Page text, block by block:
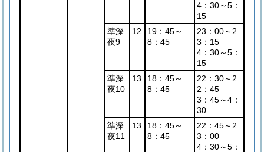
4：30～5：
15
準深
夜9
12
19：45～
8：45
23：00～2
3：15
4：30～5：
15
準深
夜10
13
18：45～
8：45
22：30～2
2：45
3：45～4：
30
準深
夜11
13
18：45～
8：45
22：45～2
3：00
4：30～5：